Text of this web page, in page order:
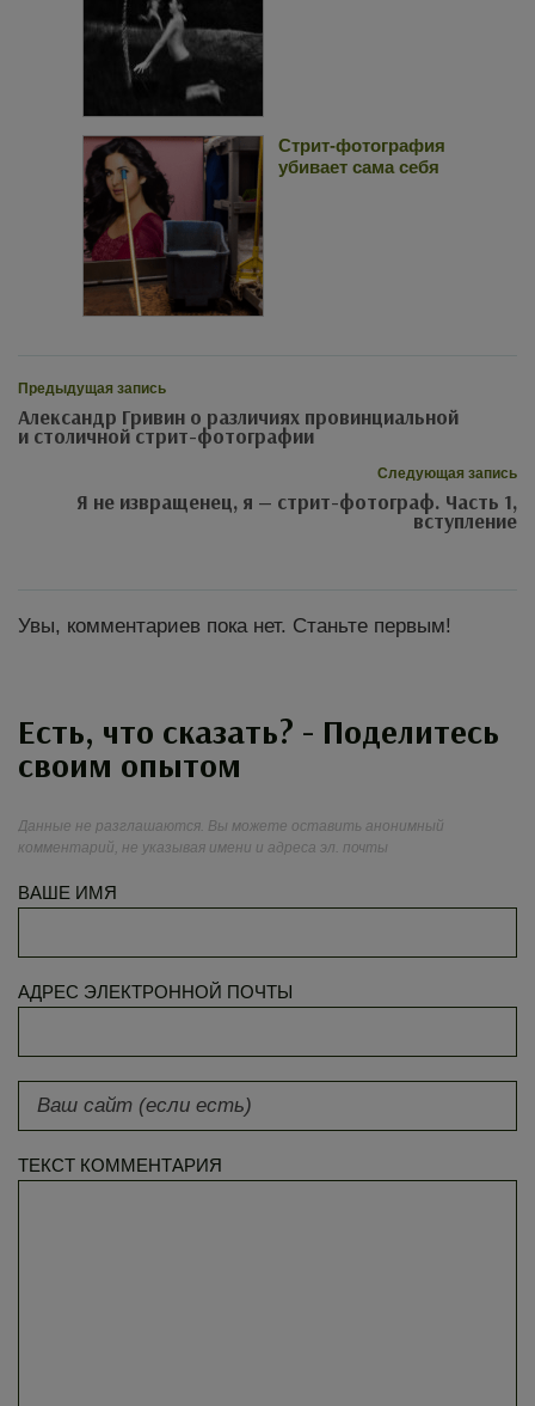
Стрит-фотография
убивает сама себя
Предыдущая запись
Александр Гривин о различиях провинциальной
и столичной стрит-фотографии
Следующая запись
Я не извращенец, я — стрит-фотограф. Часть 1,
вступление
Увы, комментариев пока нет. Станьте первым!
Есть, что сказать? - Поделитесь
своим опытом
Данные не разглашаются. Вы можете оставить анонимный
комментарий, не указывая имени и адреса эл. почты
ВАШЕ ИМЯ
АДРЕС ЭЛЕКТРОННОЙ ПОЧТЫ
ТЕКСТ КОММЕНТАРИЯ